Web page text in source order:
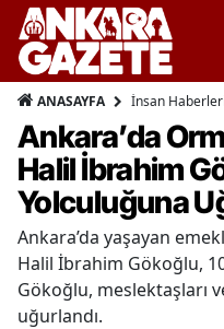
ANASAYFA İnsan Haberleri
Ankara’da
Halil İbrahim
Yolculuğuna
Ankara’da yaşayan
Halil İbrahim Gökoğlu,
Gökoğlu, meslektaşları
uğurlandı.